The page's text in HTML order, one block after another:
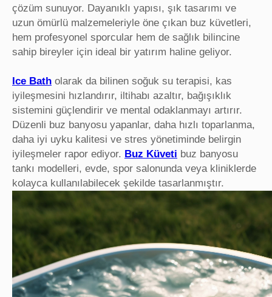
çözüm sunuyor. Dayanıklı yapısı, şık tasarımı ve
uzun ömürlü malzemeleriyle öne çıkan buz küvetleri,
hem profesyonel sporcular hem de sağlık bilincine
sahip bireyler için ideal bir yatırım haline geliyor.
Ice Bath olarak da bilinen soğuk su terapisi, kas
iyileşmesini hızlandırır, iltihabı azaltır, bağışıklık
sistemini güçlendirir ve mental odaklanmayı artırır.
Düzenli buz banyosu yapanlar, daha hızlı toparlanma,
daha iyi uyku kalitesi ve stres yönetiminde belirgin
iyileşmeler rapor ediyor. Buz Küveti buz banyosu
tankı modelleri, evde, spor salonunda veya kliniklerde
kolayca kullanılabilecek şekilde tasarlanmıştır.